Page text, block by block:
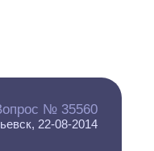
№ 35560
22-08-2014